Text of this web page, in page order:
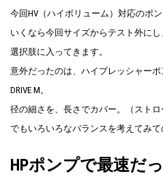
今回HV（ハイボリューム）対応のポ
いくなら今回サイズからテスト外にし
選択肢に入ってきます。
意外だったのは、ハイプレッシャーポ
DRIVE M。
径の細さを、長さでカバー。（ストロ
でもいろいろなバランスを考えてみて
HPポンプで最速だっ